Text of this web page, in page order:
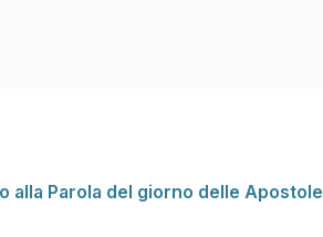
alla Parola del giorno delle Apostole